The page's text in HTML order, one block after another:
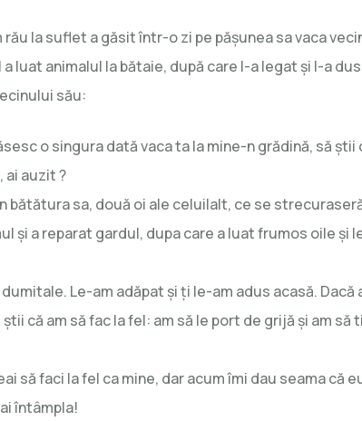
rău la suflet a găsit într-o zi pe pășunea sa vaca
luat animalul la bătaie, după care l-a legat și l-a
său:
o singura dată vaca ta la mine-n grădină, să știi
ai auzit ?
bătătura sa, două oi ale celuilalt, ce se
și a reparat gardul, dupa care a luat frumos oile și
Le-am adăpat și ţi le-am adus acasă. Dacă
că am să fac la fel: am să le port de grijă și am să
să faci la fel ca mine, dar acum îmi dau seama că
întâmpla!